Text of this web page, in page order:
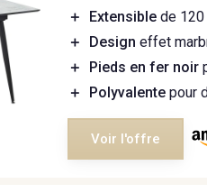
＋ Extensible de
＋
Design effet
＋
Pieds en fer noir
＋
Polyvalente pour
Voir l'offre